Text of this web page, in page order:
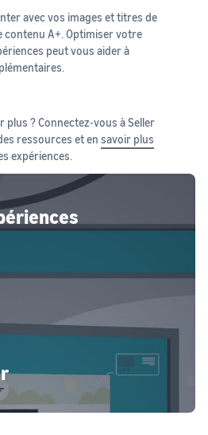
avec vos images et titres de
contenu A+. Optimiser votre
peut vous aider à
plus ? Connectez-vous à Seller
ressources et en savoir plus
expériences.